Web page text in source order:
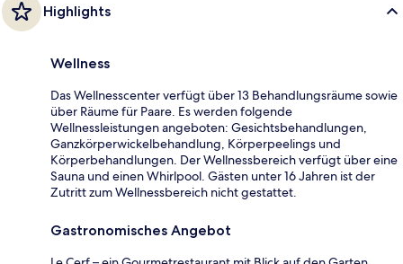
Highlights
Wellness
Das Wellnesscenter verfügt über 13 Behandlungsräume sowie
über Räume für Paare. Es werden folgende
Wellnessleistungen angeboten: Gesichtsbehandlungen,
Ganzkörperwickelbehandlung, Körperpeelings und
Körperbehandlungen. Der Wellnessbereich verfügt über eine
Sauna und einen Whirlpool. Gästen unter 16 Jahren ist der
Zutritt zum Wellnessbereich nicht gestattet.
Gastronomisches Angebot